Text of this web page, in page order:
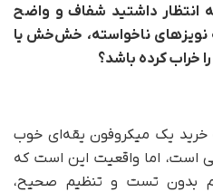
داشتید شفاف و واضح
نویزهای ناخواسته، خش‌خش یا
خراب کرده باشد؟
یک میکروفون یقه‌ای خوب
است، اما واقعیت این است که
بدون تست و تنظیم صحیح،